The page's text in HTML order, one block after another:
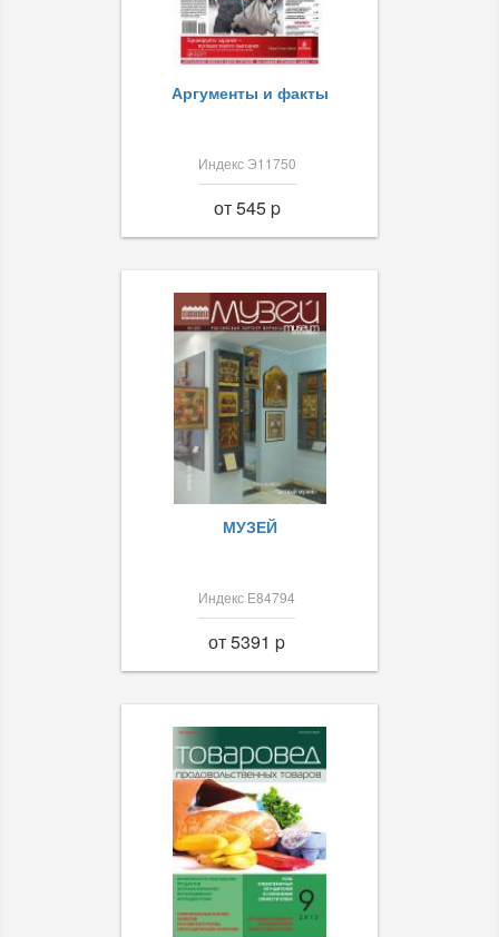
Аргументы и факты
Индекс Э11750
от 545 p
МУЗЕЙ
Индекс Е84794
от 5391 p